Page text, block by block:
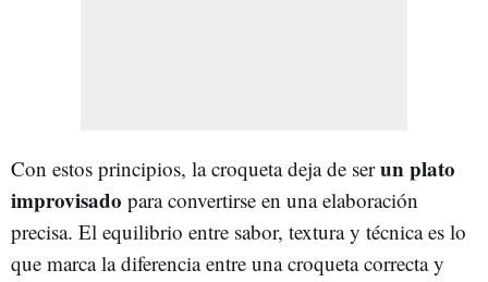
Con estos principios, la croqueta deja de serun plato
improvisado para convertirse en una elaboración
precisa. El equilibrio entre sabor, textura y técnica es lo
que marca la diferencia entre una croqueta correcta y